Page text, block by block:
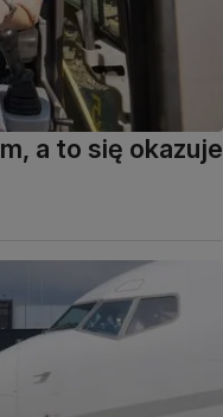
a to się okazuje